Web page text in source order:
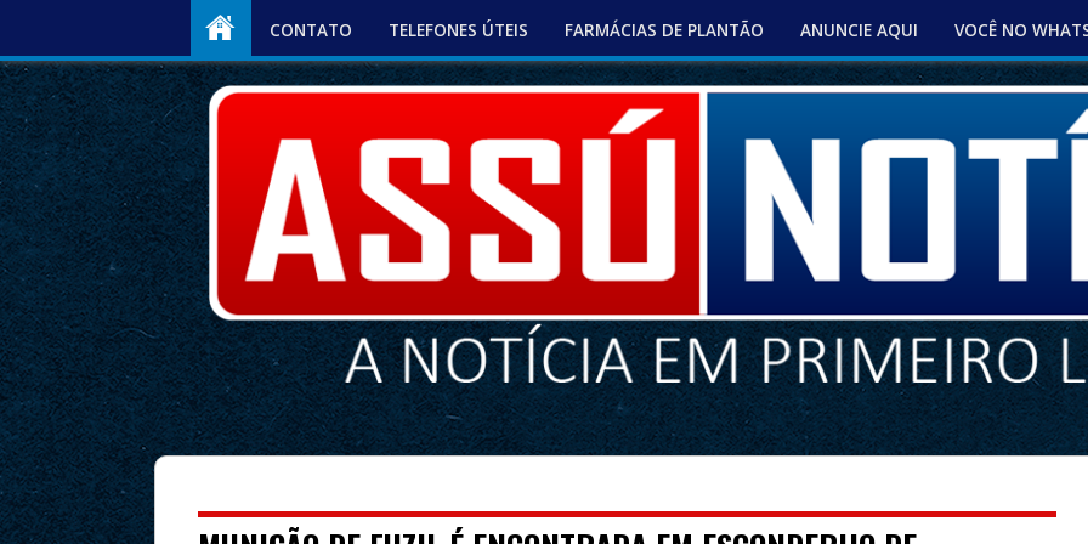
CONTATO TELEFONES ÚTEIS FARMÁCIAS DE PLANTÃO ANUNCIE AQUI VOCÊ NO